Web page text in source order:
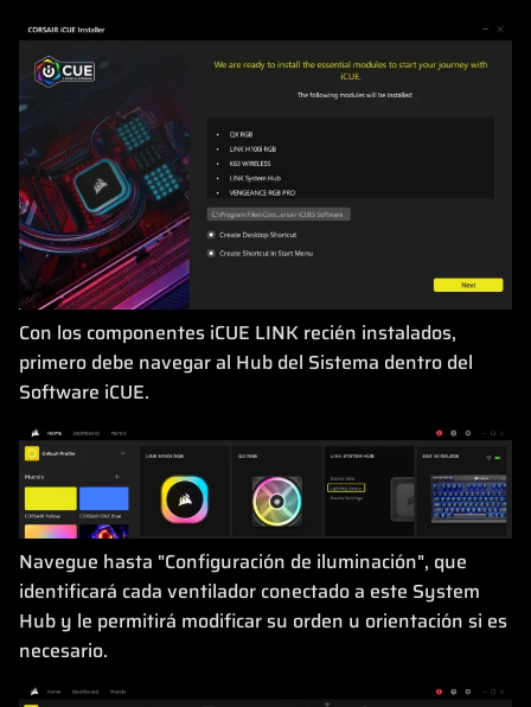
Con los componentes iCUE LINK recién instalados,
primero debe navegar al Hub del Sistema dentro del
Software iCUE.
Navegue hasta "Configuración de iluminación", que
identificará cada ventilador conectado a este System
Hub y le permitirá modificar su orden u orientación si es
necesario.